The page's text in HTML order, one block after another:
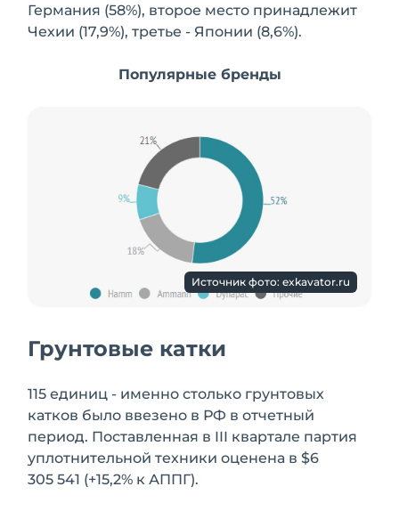
Германия (58%), второе место принадлежит
Чехии (17,9%), третье - Японии (8,6%).
Популярные бренды
Источник фото: exkavator.ru
Грунтовые катки
115 единиц - именно столько грунтовых
катков было ввезено в РФ в отчетный
период. Поставленная в III квартале партия
уплотнительной техники оценена в $6
305 541 (+15,2% к АППГ).